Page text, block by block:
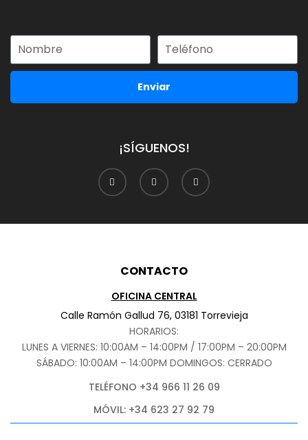
Enviar
¡SÍGUENOS!
CONTACTO
OFICINA CENTRAL
Calle Ramón Gallud 76, 03181 Torrevieja
HORARIOS:
LUNES A VIERNES: 10:00AM – 14:00PM / 17:00PM – 20:00PM
SÁBADO: 10:00AM – 14:00PM DOMINGOS: CERRADO
TELÉFONO +34 966 11 26 09
MÓVIL: +34 623 27 92 79